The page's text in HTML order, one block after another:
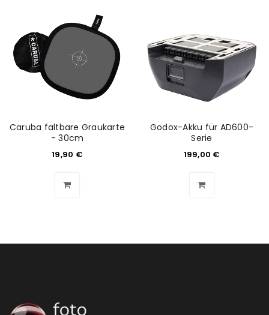
Caruba faltbare Graukarte
- 30cm
19,90 €
Godox-Akku für AD600-
Serie
199,00 €